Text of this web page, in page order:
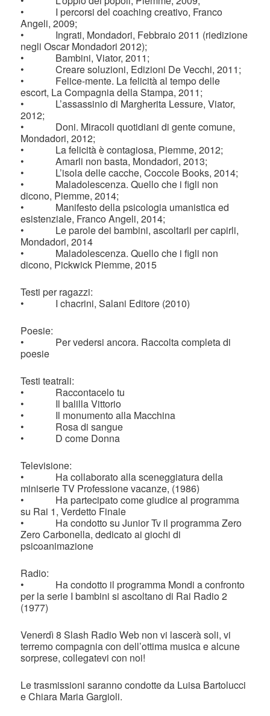
• I percorsi del coaching creativo, Franco
Angeli, 2009;
• Ingrati, Mondadori, Febbraio 2011 (riedizione
negli Oscar Mondadori 2012);
• Bambini, Viator, 2011;
• Creare soluzioni, Edizioni De Vecchi, 2011;
• Felice-mente. La felicità al tempo delle
escort, La Compagnia della Stampa, 2011;
• L’assassinio di Margherita Lessure, Viator,
2012;
• Doni. Miracoli quotidiani di gente comune,
Mondadori, 2012;
• La felicità è contagiosa, Piemme, 2012;
• Amarli non basta, Mondadori, 2013;
• L’isola delle cacche, Coccole Books, 2014;
• Maladolescenza. Quello che i figli non
dicono, Piemme, 2014;
• Manifesto della psicologia umanistica ed
esistenziale, Franco Angeli, 2014;
• Le parole dei bambini, ascoltarli per capirli,
Mondadori, 2014
• Maladolescenza. Quello che i figli non
dicono, Pickwick Piemme, 2015
Testi per ragazzi:
• I chacrini, Salani Editore (2010)
Poesie:
• Per vedersi ancora. Raccolta completa di
poesie
Testi teatrali:
• Raccontacelo tu
• Il balilla Vittorio
• Il monumento alla Macchina
• Rosa di sangue
• D come Donna
Televisione:
• Ha collaborato alla sceneggiatura della
miniserie TV Professione vacanze, (1986)
• Ha partecipato come giudice al programma
su Rai 1, Verdetto Finale
• Ha condotto su Junior Tv il programma Zero
Zero Carbonella, dedicato ai giochi di
psicoanimazione
Radio:
• Ha condotto il programma Mondi a confronto
per la serie I bambini si ascoltano di Rai Radio 2
(1977)
Venerdì 8 Slash Radio Web non vi lascerà soli, vi
terremo compagnia con dell’ottima musica e alcune
sorprese, collegatevi con noi!
Le trasmissioni saranno condotte da Luisa Bartolucci
e Chiara Maria Gargioli.